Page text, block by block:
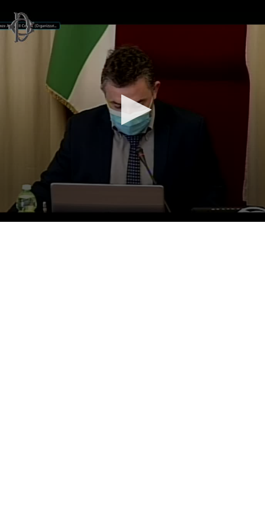
WebTV Camera dei Deputati
Vai al menu di navigazione
Contenuto
Vai al contenuto principale Vai al menu di navigazione